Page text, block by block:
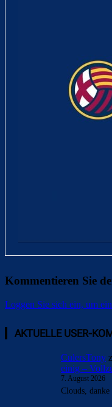
Kommentieren Sie
Loggen Sie sich ein, um
AKTUELLE USER-
CulersTony
einig –
7. August 2026
Clouds,